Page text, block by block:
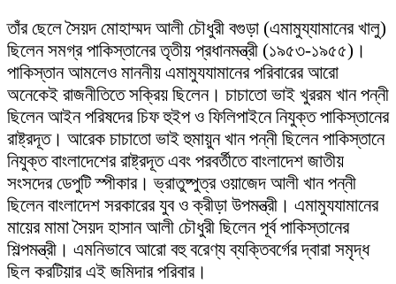
তাঁর ছেলে সৈয়দ মোহাম্মদ আলী চৌধুরী বগুড়া (এমামুয্যামানের খালু)
ছিলেন সমগ্র পাকিস্তানের তৃতীয় প্রধানমন্ত্রী (১৯৫৩-১৯৫৫)।
পাকিস্তান আমলেও মাননীয় এমামুযযামানের পরিবারের আরো
অনেকেই রাজনীতিতে সক্রিয় ছিলেন। চাচাতো ভাই খুররম খান পন্নী
ছিলেন আইন পরিষদের চিফ হুইপ ও ফিলিপাইনে নিযুক্ত পাকিস্তানের
রাষ্ট্রদূত। আরেক চাচাতো ভাই হুমায়ুন খান পন্নী ছিলেন পাকিস্তানে
নিযুক্ত বাংলাদেশের রাষ্ট্রদূত এবং পরবর্তীতে বাংলাদেশ জাতীয়
সংসদের ডেপুটি স্পীকার। ভ্রাতুষ্পুত্র ওয়াজেদ আলী খান পন্নী
ছিলেন বাংলাদেশ সরকারের যুব ও ক্রীড়া উপমন্ত্রী। এমামুযযামানের
মায়ের মামা সৈয়দ হাসান আলী চৌধুরী ছিলেন পূর্ব পাকিস্তানের
শিল্পমন্ত্রী। এমনিভাবে আরো বহু বরেণ্য ব্যক্তিবর্গের দ্বারা সমৃদ্ধ
ছিল করটিয়ার এই জমিদার পরিবার।